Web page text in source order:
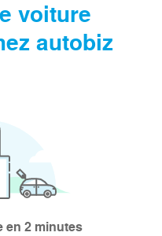
voiture
autobiz
en 2 minutes